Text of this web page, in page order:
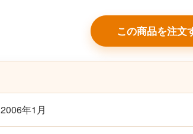
この商品を注文
2006年1月